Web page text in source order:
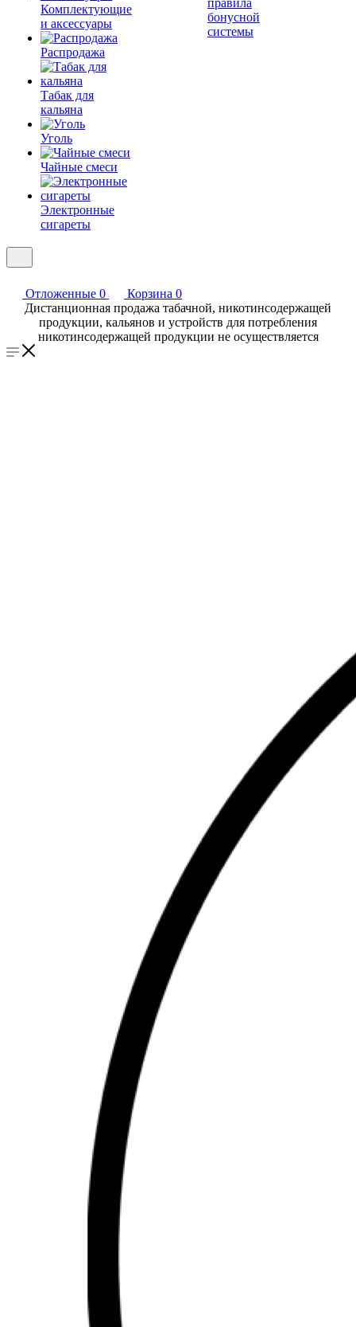
Комплектующие
и аксессуары
Распродажа
Табак для
кальяна
Уголь
Чайные смеси
Электронные
сигареты
правила
бонусной
системы
Отложенные 0 Корзина 0
Дистанционная продажа табачной, никотинсодержащей
продукции, кальянов и устройств для потребления
никотинсодержащей продукции не осуществляется